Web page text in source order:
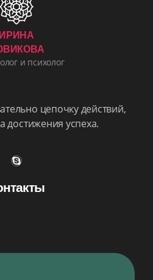
ИРИНА
и психолог
цепочку действий,
достижения успеха.